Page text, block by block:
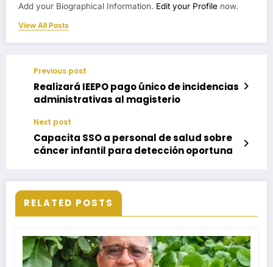
Add your Biographical Information. Edit your Profile now.
View All Posts
Previous post
Realizará IEEPO pago único de incidencias
administrativas al magisterio
Next post
Capacita SSO a personal de salud sobre
cáncer infantil para detección oportuna
RELATED POSTS